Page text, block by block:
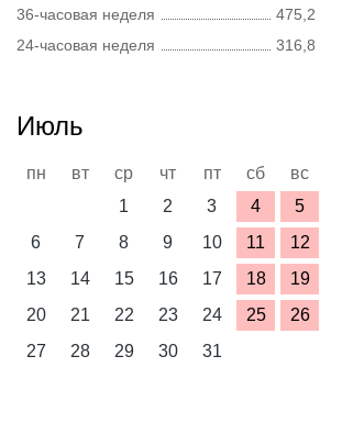
36-часовая неделя
475,2
24-часовая неделя
316,8
Июль
пн вт ср чт пт сб
вс
1
2 3 4
5
6
7 8 9 10 11
12
13
14 15 16 17 18
19
20
21 22 23 24 25
26
27
28 29 30 31